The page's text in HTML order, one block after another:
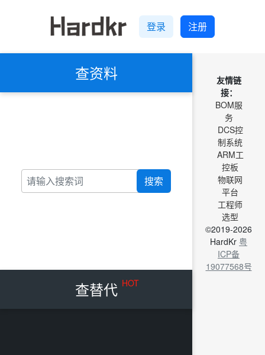
登录 注册
查资料
搜索
查替代 HOT
友情链
接：
BOM服
务
DCS控
制系统
ARM工
控板
物联网
平台
工程师
选型
©2019-2026
HardKr 粤
ICP备
19077568号